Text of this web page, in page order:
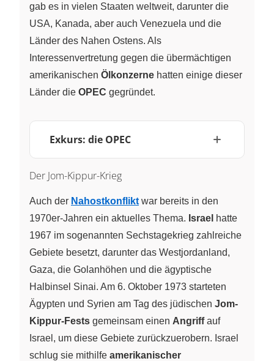
gab es in vielen Staaten weltweit, darunter die
USA, Kanada, aber auch Venezuela und die
Länder des Nahen Ostens. Als
Interessenvertretung gegen die übermächtigen
amerikanischen Ölkonzerne hatten einige dieser
Länder die OPEC gegründet.
Exkurs: die OPEC
Der Jom-Kippur-Krieg
Auch der Nahostkonflikt war bereits in den
1970er-Jahren ein aktuelles Thema. Israel hatte
1967 im sogenannten Sechstagekrieg zahlreiche
Gebiete besetzt, darunter das Westjordanland,
Gaza, die Golanhöhen und die ägyptische
Halbinsel Sinai. Am 6. Oktober 1973 starteten
Ägypten und Syrien am Tag des jüdischen Jom-
Kippur-Fests gemeinsam einen Angriffauf
Israel, um diese Gebiete zurückzuerobern. Israel
schlug sie mithilfe amerikanischer